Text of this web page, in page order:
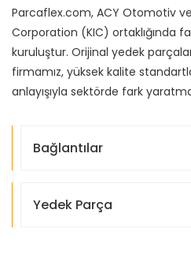
Parcaflex.com, ACY Otomotiv
Corporation (KIC) ortaklığında
kuruluştur. Orijinal yedek
firmamız, yüksek kalite
anlayışıyla sektörde fark
Bağlantılar
Yedek Parça